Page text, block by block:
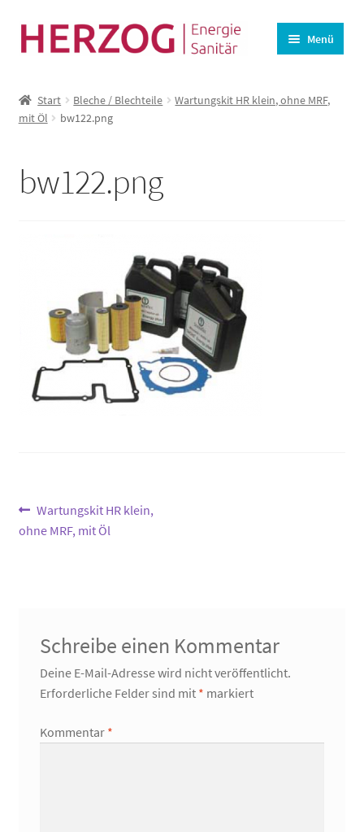
Zur
Navigation
Zum
Inhalt
Menü
BHKW-Ersatzteile
Lüftung
Warenkorb
Start Bleche / Blechteile
Wartungskit HR klein, ohne MRF,
mit Öl
bw122.png
bw122.png
Beitragsnavigation
Vorheriger
Beitrag:
Wartungskit HR klein,
ohne MRF, mit Öl
Schreibe einen Kommentar
Deine E-Mail-Adresse wird nicht veröffentlicht.
Erforderliche Felder sind mit * markiert
Kommentar *